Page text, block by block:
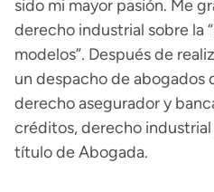
sido mi mayor pasión. Me
derecho industrial sobre la
modelos”. Después de
un despacho de abogados
derecho asegurador y
créditos, derecho
título de Abogada.